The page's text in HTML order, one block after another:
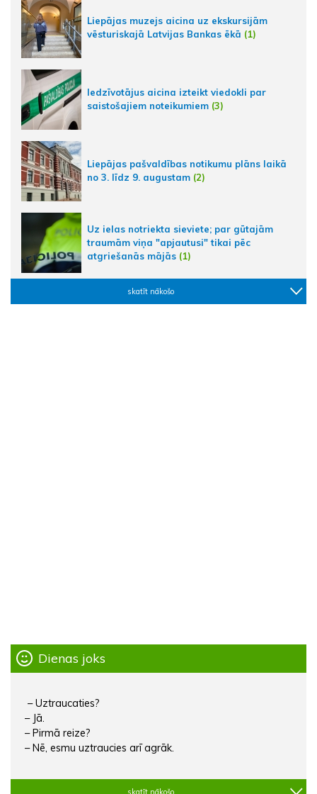
Liepājas muzejs aicina uz ekskursijām
vēsturiskajā Latvijas Bankas ēkā (1)
Iedzīvotājus aicina izteikt viedokli par
saistošajiem noteikumiem (3)
Liepājas pašvaldības notikumu plāns laikā
no 3. līdz 9. augustam (2)
Uz ielas notriekta sieviete; par gūtajām
traumām viņa "apjautusi" tikai pēc
atgriešanās mājās (1)
skatīt nākošo
Dienas joks
– Uztraucaties?
– Jā.
– Pirmā reize?
– Nē, esmu uztraucies arī agrāk.
skatīt nākošo